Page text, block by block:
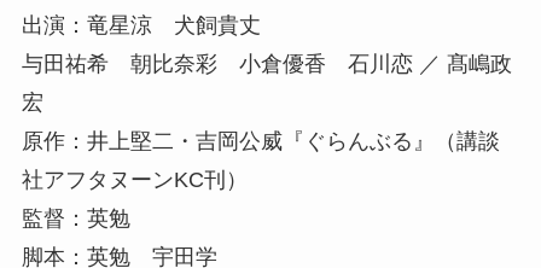
出演：竜星涼 犬飼貴丈
与田祐希 朝比奈彩 小倉優香 石川恋 ／ 髙嶋政
宏
原作：井上堅二・吉岡公威『ぐらんぶる』（講談
社アフタヌーンKC刊）
監督：英勉
脚本：英勉 宇田学